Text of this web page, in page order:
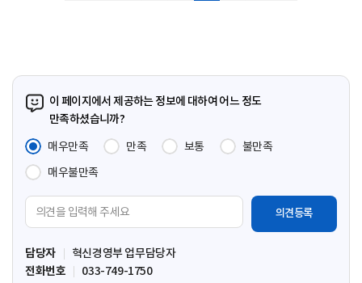
이 페이지에서 제공하는 정보에 대하여 어느 정도
만족하셨습니까?
매우만족
만족 보통
불만족
매우불만족
견
입
력
담당자
혁신경영부 업무담당자
전화번호
033-749-1750